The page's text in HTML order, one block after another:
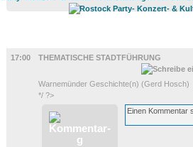
17:00
THEMATISCHE STADTFÜHRUNG
Warnemünder Geschichte(n) (Gerd Hosch)
*/ ?>